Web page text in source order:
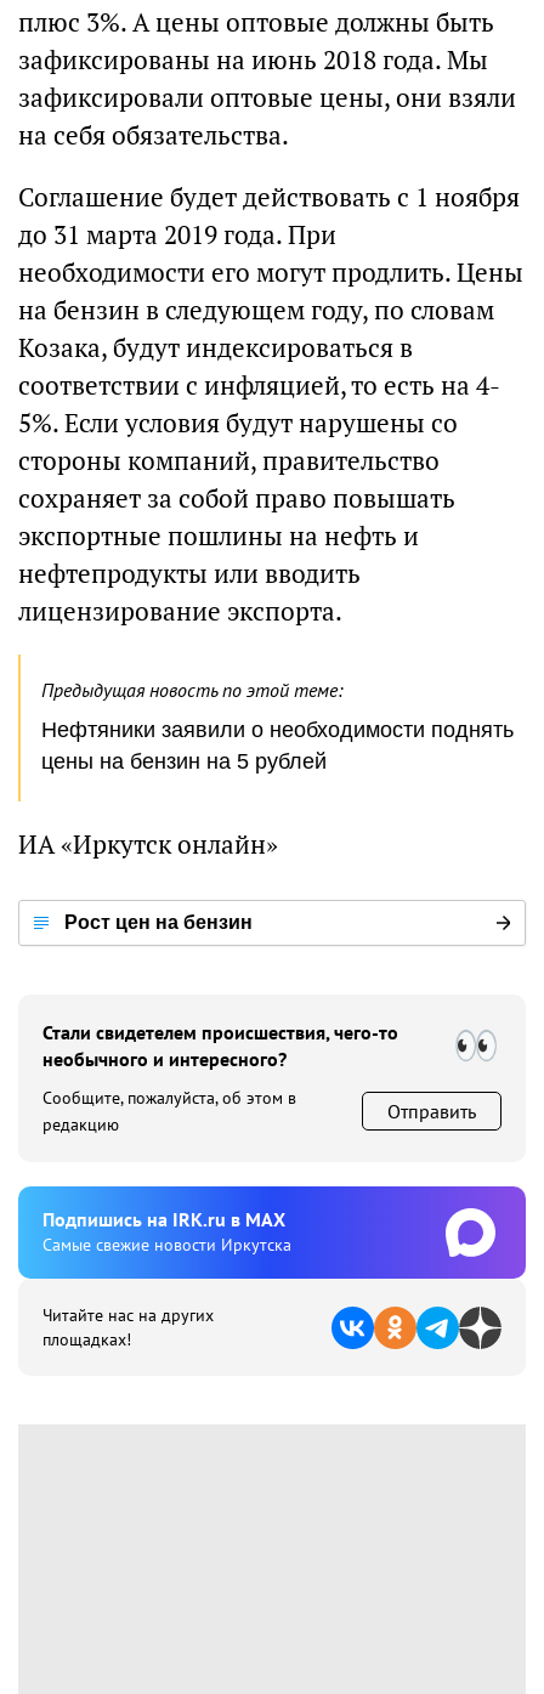
плюс 3%. А цены оптовые должны быть
зафиксированы на июнь 2018 года. Мы
зафиксировали оптовые цены, они взяли
на себя обязательства.
Соглашение будет действовать с 1 ноября
до 31 марта 2019 года. При
необходимости его могут продлить. Цены
на бензин в следующем году, по словам
Козака, будут индексироваться в
соответствии с инфляцией, то есть на 4-
5%. Если условия будут нарушены со
стороны компаний, правительство
сохраняет за собой право повышать
экспортные пошлины на нефть и
нефтепродукты или вводить
лицензирование экспорта.
Предыдущая новость по этой теме:
Нефтяники заявили о необходимости поднять
цены на бензин на 5 рублей
ИА «Иркутск онлайн»
Рост цен на бензин
Стали свидетелем происшествия, чего-то
необычного и интересного?
Сообщите, пожалуйста, об этом в
редакцию
Отправить
Подпишиcь на IRK.ru в MAX
Cамые свежие новости Иркутска
Читайте нас на других
площадках!